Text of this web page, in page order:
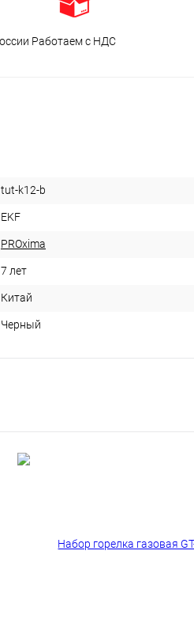
Работаем с НДС
tut-k12-b
EKF
PROxima
7 лет
Китай
Черный